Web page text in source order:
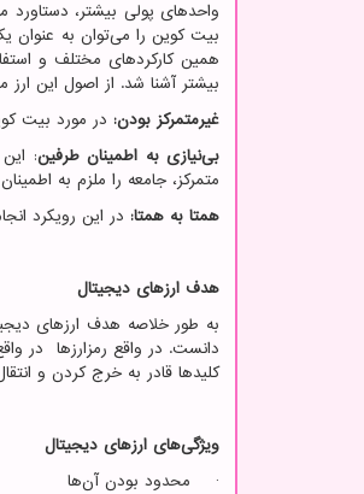
واحدهای پولی بیشتر،
بیت کوین را می‌توان به عنوان
همین کارکردهای مختلف و
بیشتر آشنا شد. از اصول این ارز
غیرمتمرکز بودن: در مورد بیت
بی‌نیازی به اطمینان طرفین:
متمرکز، جامعه را ملزم به
همتا به همتا: در این رویکرد
هدف ارزهای دیجیتال
به طور خلاصه هدف ارزهای
دانست. در واقع رمزارزها در
کلیدها قادر به خرج کردن و
ویژگی‌های ارزهای دیجیتال
· محدود بودن آن‌ها